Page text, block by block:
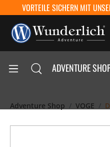
VORTEILE SICHERN MIT
ADVENTURE
Adventure Shop VOGE